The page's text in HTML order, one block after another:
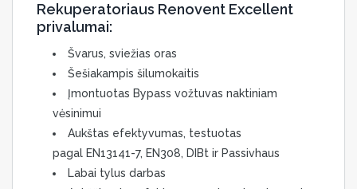
Rekuperatoriaus Renovent Excellent
privalumai:
Švarus, sviežias oras
Šešiakampis šilumokaitis
Įmontuotas Bypass vožtuvas naktiniam
vėsinimui
Aukštas efektyvumas, testuotas
pagal EN13141-7, EN308, DIBt ir Passivhaus
Labai tylus darbas